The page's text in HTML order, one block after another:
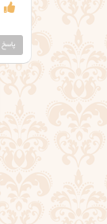
پاسخ